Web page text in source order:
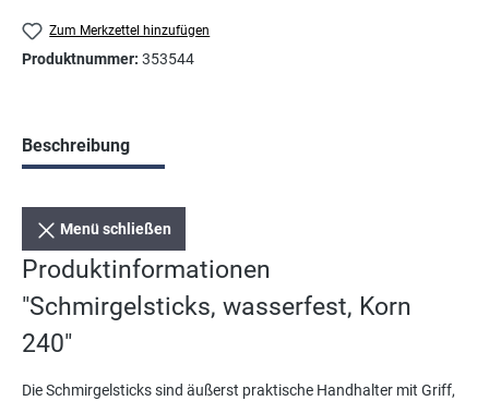
Zum Merkzettel hinzufügen
Produktnummer: 353544
Beschreibung
Menü schließen
Produktinformationen
"Schmirgelsticks, wasserfest, Korn
240"
Die Schmirgelsticks sind äußerst praktische Handhalter mit Griff,